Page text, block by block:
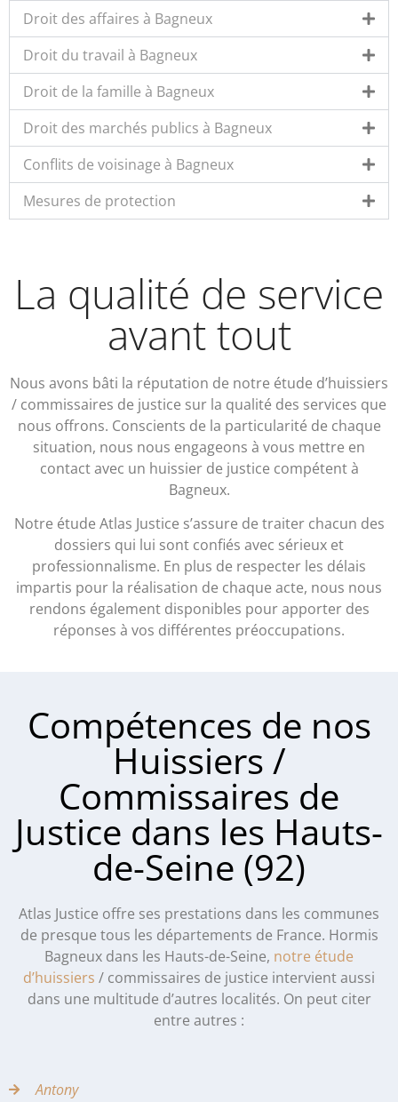
Droit des affaires à Bagneux
Droit du travail à Bagneux
Droit de la famille à Bagneux
Droit des marchés publics à Bagneux
Conflits de voisinage à Bagneux
Mesures de protection
La qualité de service
avant tout
Nous avons bâti la réputation de notre étude d’huissiers
/ commissaires de justice sur la qualité des services que
nous offrons. Conscients de la particularité de chaque
situation, nous nous engageons à vous mettre en
contact avec un huissier de justice compétent à
Bagneux.
Notre étude Atlas Justice s’assure de traiter chacun des
dossiers qui lui sont confiés avec sérieux et
professionnalisme. En plus de respecter les délais
impartis pour la réalisation de chaque acte, nous nous
rendons également disponibles pour apporter des
réponses à vos différentes préoccupations.
Compétences de nos
Huissiers /
Commissaires de
Justice dans les Hauts-
de-Seine (92)
Atlas Justice offre ses prestations dans les communes
de presque tous les départements de France. Hormis
Bagneux dans les Hauts-de-Seine, notre étude
d’huissiers / commissaires de justice intervient aussi
dans une multitude d’autres localités. On peut citer
entre autres :
Antony